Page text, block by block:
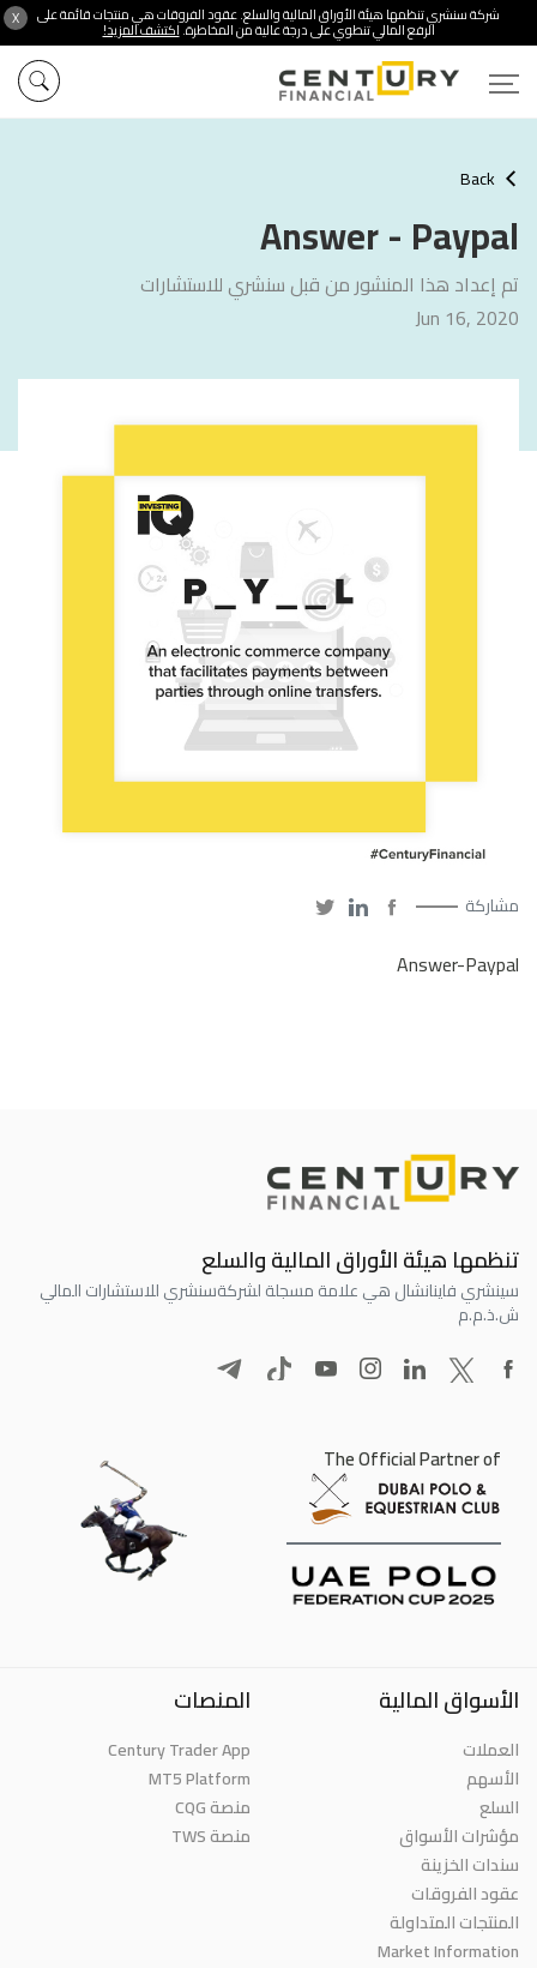
X شركة سنشري تنظمها هيئة الأوراق المالية والسلع. عقود الفروقات هي منتجات قائمة على
الرفع المالي تنطوي على درجة عالية من المخاطرة.اكتشف المزيد!
Back
Answer - Paypal
تم إعداد هذا المنشور من قبل سنشري للاستشارات
Jun 16, 2020
مشاركة
Answer-Paypal
تنظمها هيئة الأوراق المالية والسلع
سينشري فاينانشال هي علامة مسجلة لشركةسنشري للاستشارات المالي
ش.ذ.م.م
The Official Partner of
الأسواق المالية
العملات
الأسهم
السلع
مؤشرات الأسواق
سندات الخزينة
عقود الفروقات
المنتجات المتداولة
Market Information
المنصات
Century Trader App
MT5 Platform
منصة CQG
منصة TWS